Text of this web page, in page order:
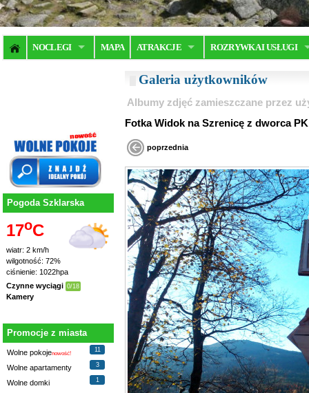
NOCLEGI MAPA ATRAKCJE ROZRYWKA I USŁUGI
Pogoda Szklarska
17oC
wiatr: 2 km/h
wilgotność: 72%
ciśnienie: 1022hpa
Czynne wyciągi 0/18
Kamery
Promocje z miasta
Wolne pokojenowość!
11
Wolne apartamenty 3
Wolne domki 1
Galeria użytkowników
Albumy zdjęć zamieszczane przez
Fotka Widok na Szrenicę z dworca
poprzednia